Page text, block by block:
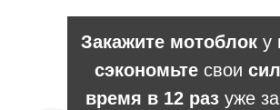
Закажите мотоблоку
сэкономьте свои
время в 12 разуже